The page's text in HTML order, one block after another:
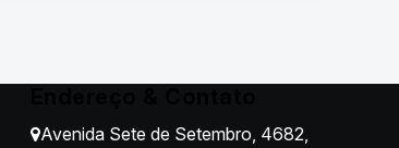
Avenida Sete de Setembro, 4682,